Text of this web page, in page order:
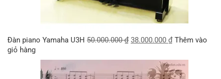
Đàn piano Yamaha U3H 50.000.000₫ 38.000.000 ₫ Thêm vào
giỏ hàng